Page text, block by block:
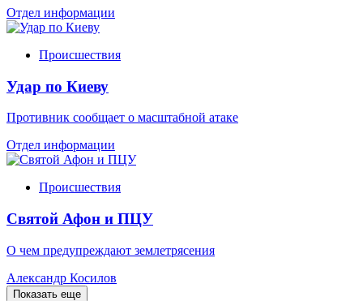
Отдел информации
Происшествия
Удар по Киеву
Противник сообщает о масштабной атаке
Отдел информации
Происшествия
Святой Афон и ПЦУ
О чем предупреждают землетрясения
Александр Косилов
Показать еще